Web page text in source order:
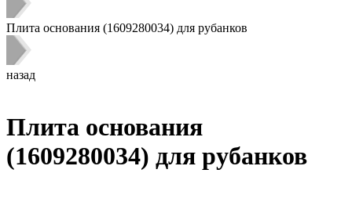
Плита основания (1609280034) для рубанков
назад
Плита основания
(1609280034) для рубанков